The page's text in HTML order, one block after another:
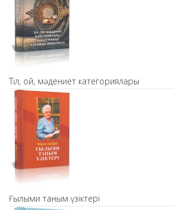
Тіл, ой, мәдениет категориялары
Ғылыми таным үзіктері